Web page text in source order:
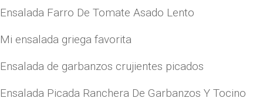
Ensalada Farro De Tomate Asado Lento
Mi ensalada griega favorita
Ensalada de garbanzos crujientes picados
Ensalada Picada Ranchera De Garbanzos Y Tocino